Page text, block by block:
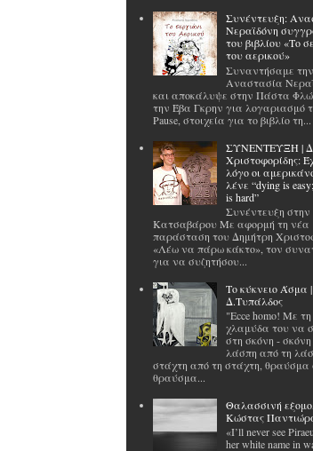
Συνέντευξη:
Νεραϊδόνη
του βιβλίου «Το
του αερικού»
Συναντήσαμε την
Αναστασία
και αποκάλυψε στην Πάστα
την Έβα Γκρην για λογαριασμό
Pause, στοιχεία για το βιβλίο τη...
ΣΥΝΕΝΤΕΥΞΗ |
Χριστοφορίδης:
λόγο οι
λένε “dying is
is hard”
Συνέντευξη στην
Κατσαβάρου Με αφορμή τη νέα
παράσταση του Δημήτρη
«Λέω να πάρω κάκτο», τον
για να συζητήσου...
Το κύκνειο Άσμα
Δ.Τυπάλδος
"Ecce homo! Με τη
χλαμύδα του να
στη σκόνη - σκόνη
λάσπη από τη
στάχτη από τη στάχτη, θραύσμα
θραύσμα...
Θαλασσινή
Κώστας
«I’ll never see
her white name in